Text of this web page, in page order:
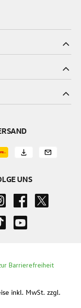
UNS
inkl. MwSt. zzgl.
Barrierefreiheit